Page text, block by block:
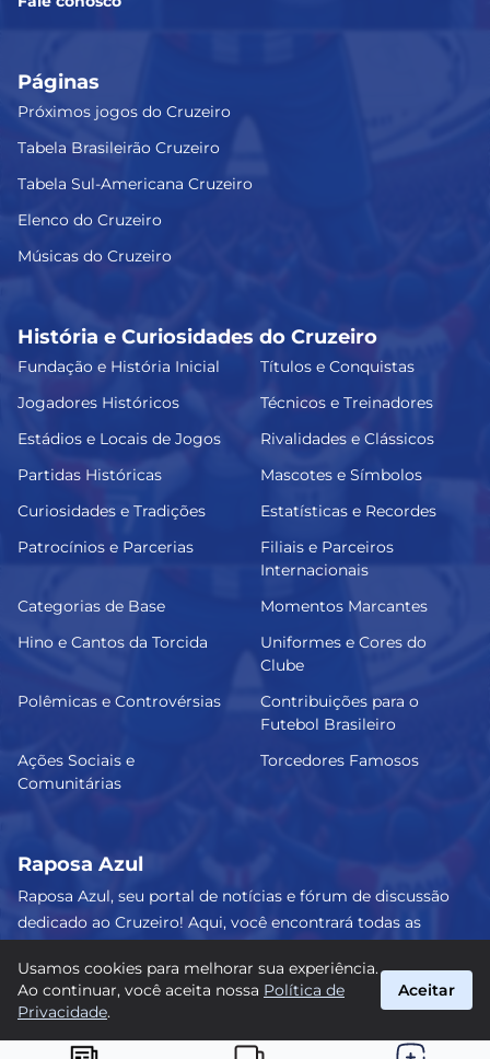
Páginas
Próximos jogos do Cruzeiro
Tabela Brasileirão Cruzeiro
Tabela Sul-Americana Cruzeiro
Elenco do Cruzeiro
Músicas do Cruzeiro
História e Curiosidades do Cruzeiro
Fundação e História Inicial
Títulos e Conquistas
Jogadores Históricos
Técnicos e Treinadores
Estádios e Locais de Jogos
Rivalidades e Clássicos
Partidas Históricas
Mascotes e Símbolos
Curiosidades e Tradições
Estatísticas e Recordes
Patrocínios e Parcerias
Filiais e Parceiros
Internacionais
Categorias de Base
Momentos Marcantes
Hino e Cantos da Torcida
Uniformes e Cores do
Clube
Polêmicas e Controvérsias
Contribuições para o
Futebol Brasileiro
Ações Sociais e
Comunitárias
Torcedores Famosos
Raposa Azul
Raposa Azul, seu portal de notícias e fórum de discussão
dedicado ao Cruzeiro! Aqui, você encontrará todas as
sobre o nosso amado clube. Junte-se a nós e faça parte
dessa apaixonante jornada celeste! #Cruzeiro #RaposaAzul
Usamos cookies para melhorar sua experiência.
Ao continuar, você aceita nossa Política de
Privacidade.
Aceitar